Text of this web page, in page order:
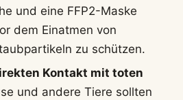
und eine FFP2-Maske
dem Einatmen von
zu schützen.
Kontakt mit toten
und andere Tiere sollten